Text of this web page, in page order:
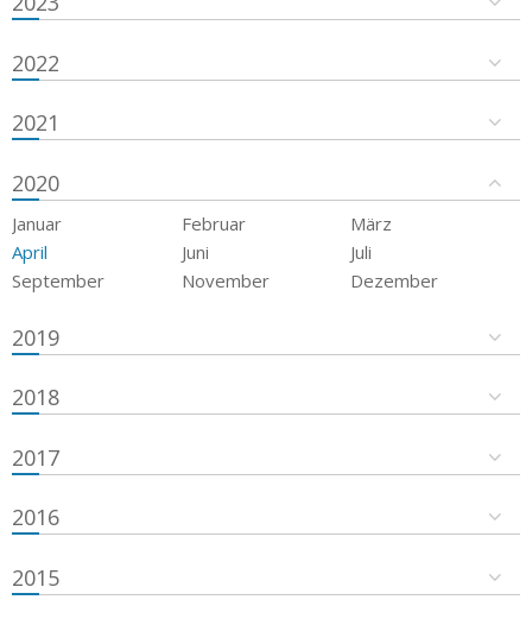
2022
2021
2020
Januar Februar
März
April
Juni
Juli
September
November Dezember
2019
2018
2017
2016
2015